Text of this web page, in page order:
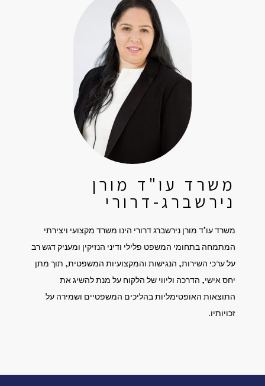
משרד עו"ד מורן
נירשברג-דרורי
משרד עו"ד מורן נירשברג דרורי הינו משרד מקצועי ויצירתי
המתמחה בתחומי המשפט פלילי ודיני הנזיקין ומעניק דגש רב
על ערכי השירות, הנגישות והמקצועיות המשפטית, תוך מתן
יחס אישי, הדרכה וליווי של הלקוח על מנת להשיג את
התוצאות האופטימליות בהליכים המשפטיים ושמירה על
זכויותיו.